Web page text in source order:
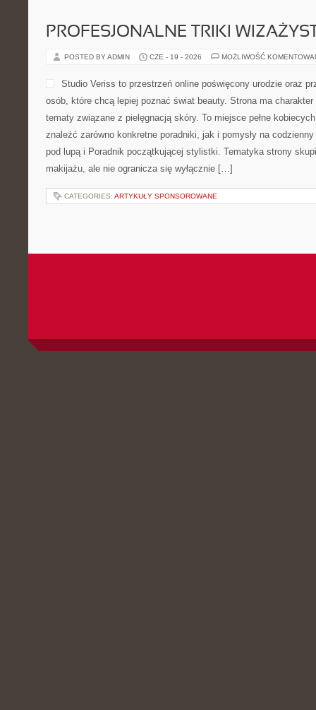
PROFESJONALNE TRIKI
POSTED BY ADMIN CZE - 19 - 2026 MOŻLIWOŚĆ
Studio Veriss to przestrzeń online poświęcony urodzie oraz
osób, które chcą lepiej poznać świat beauty. Strona ma
tematy związane z pielęgnacją skóry. To miejsce pełne
znaleźć zarówno konkretne poradniki, jak i pomysły na
pod lupą i Poradnik początkującej stylistki. Tematyka strony
makijażu, ale nie ogranicza się wyłącznie […]
CATEGORIES: ARTYKUŁY SPONSOROWANE